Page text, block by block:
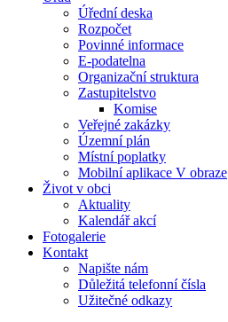
Úřední deska
Rozpočet
Povinné informace
E-podatelna
Organizační struktura
Zastupitelstvo
Komise
Veřejné zakázky
Územní plán
Místní poplatky
Mobilní aplikace V obraze
Život v obci
Aktuality
Kalendář akcí
Fotogalerie
Kontakt
Napište nám
Důležitá telefonní čísla
Užitečné odkazy